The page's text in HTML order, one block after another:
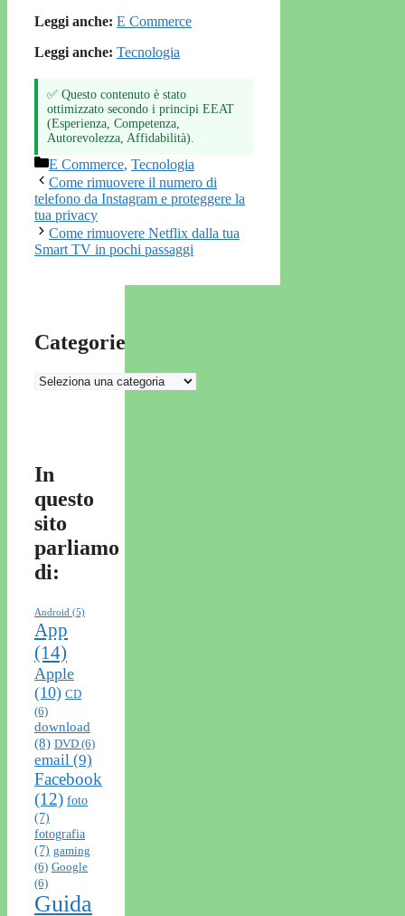
Leggi anche: E Commerce
Leggi anche: Tecnologia
✅ Questo contenuto è stato
ottimizzato secondo i principi EEAT
(Esperienza, Competenza,
Autorevolezza, Affidabilità).
Categorie
E Commerce, Tecnologia
Come rimuovere il numero di
telefono da Instagram e proteggere la
tua privacy
Come rimuovere Netflix dalla tua
Smart TV in pochi passaggi
Categorie
Categorie
In
questo
sito
parliamo
di:
Android (5)
App
(14)
Apple
(10) CD
(6)
download
(8) DVD (6)
email (9)
Facebook
(12) foto
(7)
fotografia
(7) gaming
(6) Google
(6)
Guida